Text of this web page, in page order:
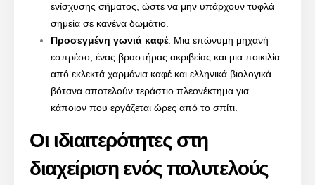
ενίσχυσης σήματος, ώστε να μην υπάρχουν τυφλά
σημεία σε κανένα δωμάτιο.
Προσεγμένη γωνιά καφέ: Μια επώνυμη μηχανή
εσπρέσο, ένας βραστήρας ακριβείας και μια ποικιλία
από εκλεκτά χαρμάνια καφέ και ελληνικά βιολογικά
βότανα αποτελούν τεράστιο πλεονέκτημα για
κάποιον που εργάζεται ώρες από το σπίτι.
Οι ιδιαιτερότητες στη
διαχείριση ενός πολυτελούς